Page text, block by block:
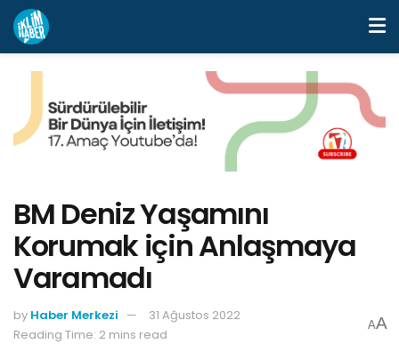
BM Deniz Yaşamını
Korumak için Anlaşmaya
Varamadı
by Haber Merkezi
31 Ağustos 2022
Reading Time: 2 mins read
AA